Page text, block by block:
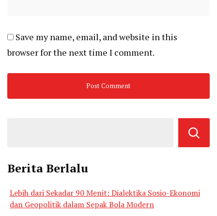
Save my name, email, and website in this
browser for the next time I comment.
Berita Berlalu
Lebih dari Sekadar 90 Menit: Dialektika Sosio-Ekonomi
dan Geopolitik dalam Sepak Bola Modern